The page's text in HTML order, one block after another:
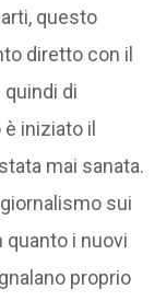
questo
diretto con il
di
iniziato il
mai sanata.
sui
quanto i nuovi
proprio